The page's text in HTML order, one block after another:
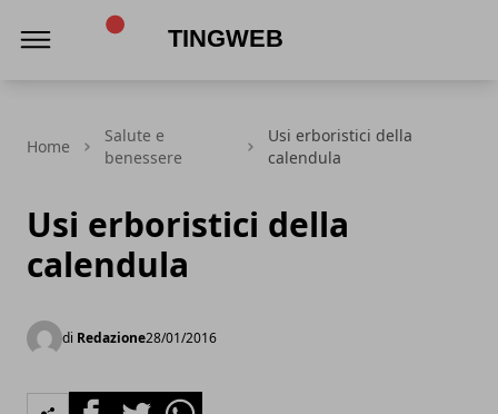
Home
Salute e
benessere
Usi erboristici della
calendula
Usi erboristici della
calendula
di Redazione28/01/2016
FacebookTwitterWhatsapp